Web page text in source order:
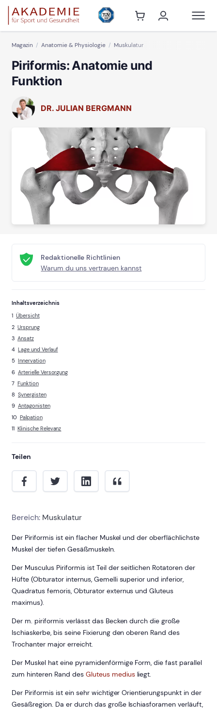
Magazin Anatomie & Physiologie Muskulatur
Piriformis: Anatomie und
Funktion
DR. JULIAN BERGMANN
Redaktionelle Richtlinien
Warum du uns vertrauen kannst
Inhaltsverzeichnis
Übersicht
Ursprung
Ansatz
Lage und Verlauf
Innervation
Arterielle Versorgung
Funktion
Synergisten
Antagonisten
Palpation
Klinische Relevanz
Teilen
Bereich: Muskulatur
Der Piriformis ist ein flacher Muskel und der oberflächlichste
Muskel der tiefen Gesäßmuskeln.
Der Musculus Piriformis ist Teil der seitlichen Rotatoren der
Hüfte (Obturator internus, Gemelli superior und inferior,
Quadratus femoris, Obturator externus und Gluteus
maximus).
Der m. piriformis verlässt das Becken durch die große
Ischiaskerbe, bis seine Fixierung den oberen Rand des
Trochanter major erreicht.
Der Muskel hat eine pyramidenförmige Form, die fast parallel
zum hinteren Rand des Gluteus mediusliegt.
Der Piriformis ist ein sehr wichtiger Orientierungspunkt in der
Gesäßregion. Da er durch das große Ischiasforamen verläuft,